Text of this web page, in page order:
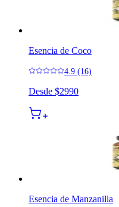
Esencia de Coco
4.9 (16)
Desde $2990
Esencia de Manzanilla